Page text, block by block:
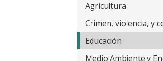
Agricultura
Crimen, violencia, y
Educación
Medio Ambiente y